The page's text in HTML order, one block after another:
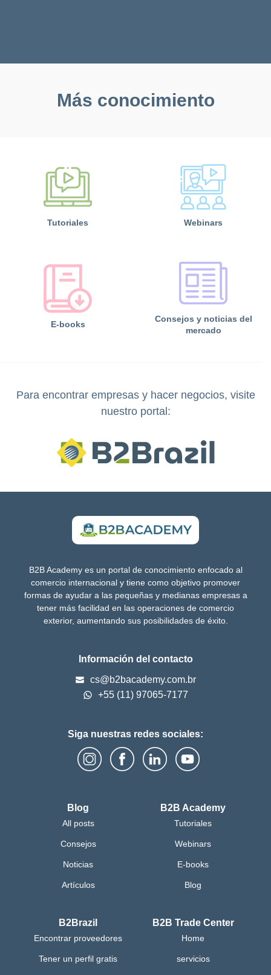
Más conocimiento
Tutoriales Webinars
E-books
Consejos y noticias del
mercado
Para encontrar empresas y hacer negocios, visite
nuestro portal:
B2B Academy es un portal de conocimiento enfocado al
comercio internacional y tiene como objetivo promover
formas de ayudar a las pequeñas y medianas empresas a
tener más facilidad en las operaciones de comercio
exterior, aumentando sus posibilidades de éxito.
Información del contacto
cs@b2bacademy.com.br
+55 (11) 97065-7177
Siga nuestras redes sociales:
Blog
All posts
Consejos
Noticias
Artículos
B2B Academy
Tutoriales
Webinars
E-books
Blog
B2Brazil
Encontrar proveedores
Tener un perfil gratis
B2B Trade Center
Home
servicios